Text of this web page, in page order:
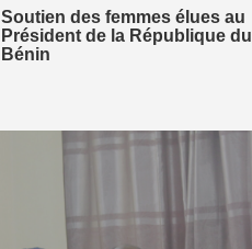
Soutien des femmes élues au
Président de la République du
Bénin